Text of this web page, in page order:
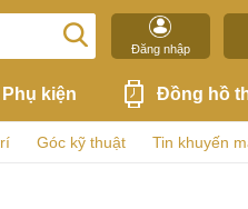
Đăng nhập
Phụ kiện Đồng hồ
Góc kỹ thuật Tin khuyến